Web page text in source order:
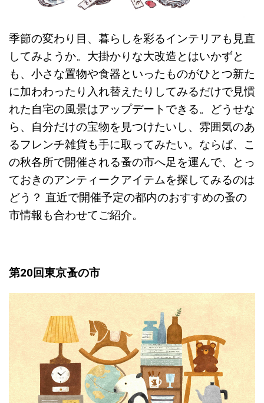
季節の変わり目、暮らしを彩るインテリアも見直
してみようか。大掛かりな大改造とはいかずと
も、小さな置物や食器といったものがひとつ新た
に加わわったり入れ替えたりしてみるだけで見慣
れた自宅の風景はアップデートできる。どうせな
ら、自分だけの宝物を見つけたいし、雰囲気のあ
るフレンチ雑貨も手に取ってみたい。ならば、こ
の秋各所で開催される蚤の市へ足を運んで、とっ
ておきのアンティークアイテムを探してみるのは
どう？ 直近で開催予定の都内のおすすめの蚤の
市情報も合わせてご紹介。
第20回東京蚤の市